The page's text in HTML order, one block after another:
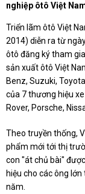
nghiệp ôtô Việt
Triển lãm ôtô Việt
2014) diễn ra từ
ôtô đăng ký tham
sản xuất ôtô Việt
Benz, Suzuki,
của 7 thương hiệu
Rover, Porsche,
Theo truyền thống,
phẩm mới tới thị
con "át chủ bài"
hiệu cho các ông
năm.